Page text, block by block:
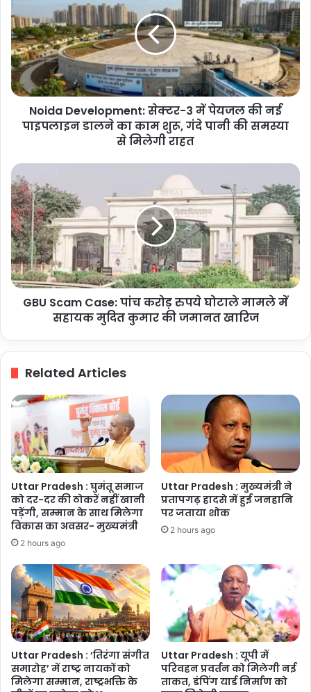
सेक्टर-3
में
पेयजल
की
नई
पाइपलाइन
डालने
काम
पानी
की
समस्या
से
मिलेगी
राहत
Noida Development: सेक्टर-3 में पेयजल की नई
पाइपलाइन डालने का काम शुरू, गंदे पानी की समस्या
से मिलेगी राहत
GBU
Scam
Case:
पांच
करोड़
रुपये
घोटाले
मामले
में
सहायक
खारिज
GBU Scam Case: पांच करोड़ रुपये घोटाले मामले में
सहायक मुदित कुमार की जमानत खारिज
Related Articles
Uttar Pradesh : घुमंतू समाज
को दर-दर की ठोकरें नहीं खानी
पड़ेंगी, सम्मान के साथ मिलेगा
विकास का अवसर- मुख्यमंत्री
2 hours ago
Uttar Pradesh : मुख्यमंत्री ने
प्रतापगढ़ हादसे में हुई जनहानि
पर जताया शोक
2 hours ago
Uttar Pradesh : ‘तिरंगा संगीत
समारोह’ में राष्ट्र नायकों को
मिलेगा सम्मान, राष्ट्रभक्ति के
Uttar Pradesh : यूपी में
परिवहन प्रवर्तन को मिलेगी नई
ताकत, डंपिंग यार्ड निर्माण को